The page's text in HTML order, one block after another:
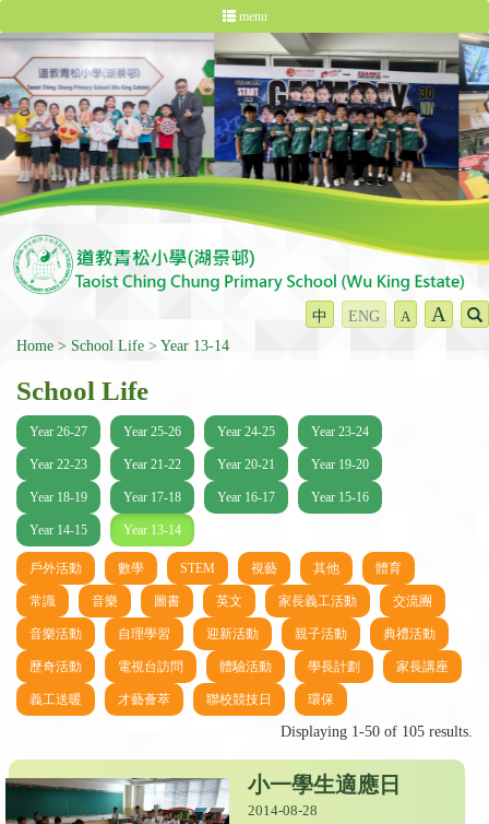
menu
中 ENG A A
Home School Life Year 13-14
School Life
Year 26-27 Year 25-26 Year 24-25 Year 23-24
Year 22-23 Year 21-22 Year 20-21 Year 19-20
Year 18-19 Year 17-18 Year 16-17 Year 15-16
Year 14-15 Year 13-14
戶外活動 數學 STEM 視藝 其他 體育
常識 音樂 圖書 英文 家長義工活動 交流團
音樂活動 自理學習 迎新活動 親子活動 典禮活動
歷奇活動 電視台訪問 體驗活動 學長計劃 家長講座
義工送暖 才藝薈萃 聯校競技日 環保
Displaying 1-50 of 105 results.
小一學生適應日
2014-08-28